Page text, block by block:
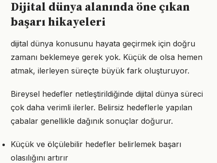
Dijital dünya alanında öne çıkan
başarı hikayeleri
dijital dünya konusunu hayata geçirmek için doğru
zamanı beklemeye gerek yok. Küçük de olsa hemen
atmak, ilerleyen süreçte büyük fark oluşturuyor.
Bireysel hedefler netleştirildiğinde dijital dünya süreci
çok daha verimli ilerler. Belirsiz hedeflerle yapılan
çabalar genellikle dağınık sonuçlar doğurur.
Küçük ve ölçülebilir hedefler belirlemek başarı
olasılığını artırır